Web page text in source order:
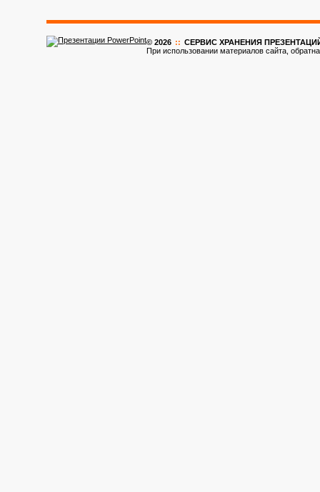
© 2026 :: CЕРВИС ХРАНЕНИЯ ПРЕЗЕНТАЦИЙ
При использовании материалов сайта,